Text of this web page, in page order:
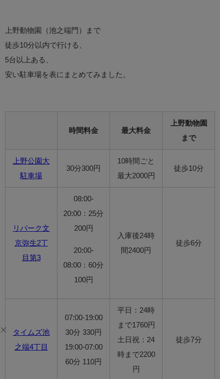
上野動物園（池之端門）まで
徒歩10分以内で行ける、
5台以上ある、
安い駐車場を表にまとめてみました。
時間料金 最大料金
上野動物園
まで
上野公園大
駐車場
30分300円
10時間ごと
最大2000円
徒歩10分
リパーク文
京弥生2丁
目第3
08:00-
20:00：25分
200円
20:00-
08:00：60分
100円
入庫後24時
間2400円
徒歩6分
タイムズ池
之端4丁目
07:00-19:00
30分 330円
19:00-07:00
60分 110円
平日：24時
まで1760円
土日祝：24
時まで2200
円
徒歩7分